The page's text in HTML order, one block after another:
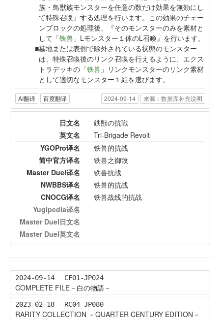
族・鳥獣族モンスターを任意の数だけ効果を無効にし
て特殊召喚』する処理を行います。この効果のチェー
ンブロックの処理後、『そのモンスターのみを素材と
して「铁兽 」Lモンスター１体のL召喚』を行います。
墓地または表側で除外されている状態のモンスター
は、特殊召喚後のリンク召喚を行えるように、エクス
トラデッキの「铁兽 」リンクモンスターのリンク素材
として適切なモンスター１組を選びます。
AI翻译 百度翻译 2024-09-14 来源：数据库补充说明
日文名
鉄獣の抗戦
英文名
Tri-Brigade Revolt
YGOPro译名
铁兽的抗战
简中官方译名
铁兽之御敌
Master Duel译名
铁兽抗战
NWBBS译名
铁兽的抗战
CNOCG译名
铁兽战线的抗战
Yugipedia译名
Master Duel日文名
Master Duel英文名
2024-09-14 CF01-JP024
COMPLETE FILE－白の物語－
2023-02-18 RC04-JP080
RARITY COLLECTION －QUARTER CENTURY EDITION－